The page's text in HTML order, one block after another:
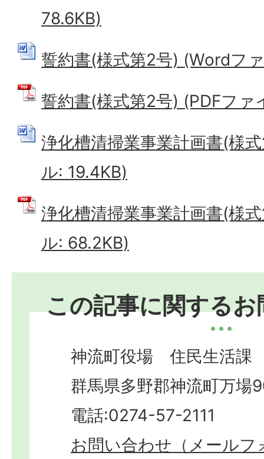
78.6KB)
誓約書(様式第2号) (Wordフ
誓約書(様式第2号) (PDFファ
浄化槽清掃業事業計画書(様
ル: 19.4KB)
浄化槽清掃業事業計画書(様
ル: 68.2KB)
この記事に関する
神流町役場 住民生活課
群馬県多野郡神流町万場
電話:0274-57-2111
お問い合わせ（メールフ